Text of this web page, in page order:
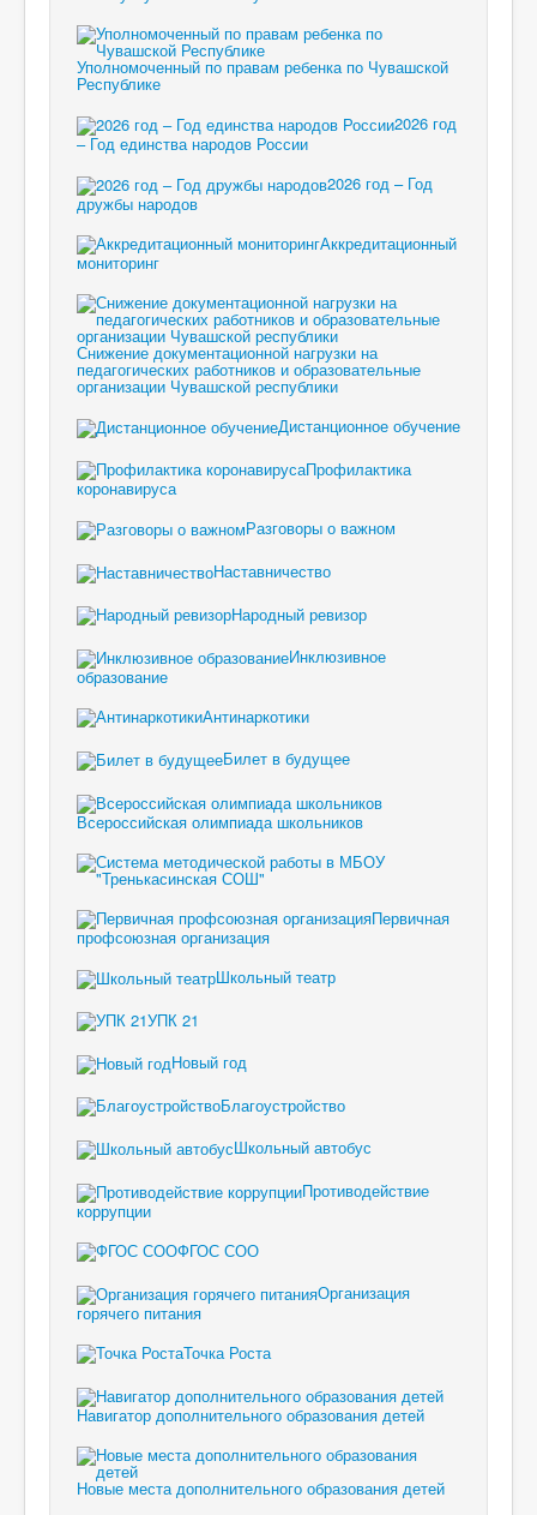
Уполномоченный по правам ребенка по Чувашской
Республике
2026 год
– Год единства народов России
2026 год – Год
дружбы народов
Аккредитационный
мониторинг
Снижение документационной нагрузки на
педагогических работников и образовательные
организации Чувашской республики
Дистанционное обучение
Профилактика
коронавируса
Разговоры о важном
Наставничество
Народный ревизор
Инклюзивное
образование
Антинаркотики
Билет в будущее
Всероссийская олимпиада школьников
Первичная
профсоюзная организация
Школьный театр
УПК 21
Новый год
Благоустройство
Школьный автобус
Противодействие
коррупции
ФГОС СОО
Организация
горячего питания
Точка Роста
Навигатор дополнительного образования детей
Новые места дополнительного образования детей